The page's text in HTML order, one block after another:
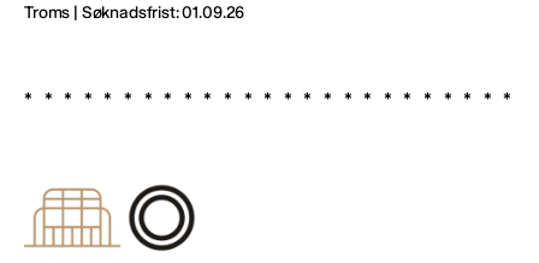
Troms | Søknadsfrist: 01.09.26